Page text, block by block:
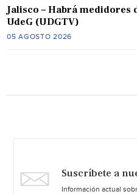
Jalisco – Habrá medidores
UdeG (UDGTV)
05 AGOSTO 2026
Suscríbete a
Información actual